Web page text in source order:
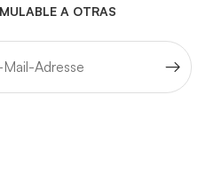
A OTRAS